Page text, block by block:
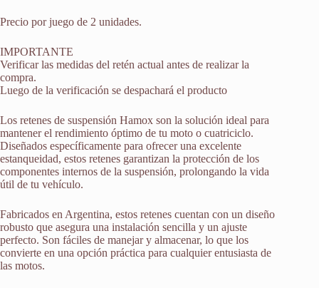
Precio por juego de 2 unidades.
IMPORTANTE
Verificar las medidas del retén actual antes de realizar la
compra.
Luego de la verificación se despachará el producto
Los retenes de suspensión Hamox son la solución ideal para
mantener el rendimiento óptimo de tu moto o cuatriciclo.
Diseñados específicamente para ofrecer una excelente
estanqueidad, estos retenes garantizan la protección de los
componentes internos de la suspensión, prolongando la vida
útil de tu vehículo.
Fabricados en Argentina, estos retenes cuentan con un diseño
robusto que asegura una instalación sencilla y un ajuste
perfecto. Son fáciles de manejar y almacenar, lo que los
convierte en una opción práctica para cualquier entusiasta de
las motos.